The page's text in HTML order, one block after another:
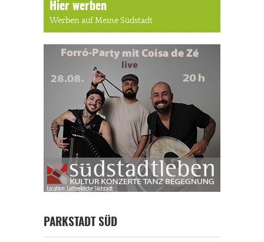
Hier werben
Werben auf Meine Südstadt
PARKSTADT SÜD